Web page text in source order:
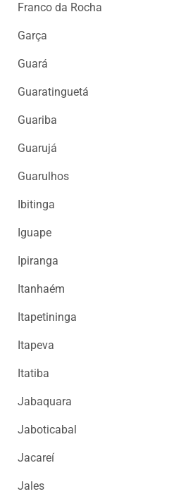
Franco da Rocha
Garça
Guará
Guaratinguetá
Guariba
Guarujá
Guarulhos
Ibitinga
Iguape
Ipiranga
Itanhaém
Itapetininga
Itapeva
Itatiba
Jabaquara
Jaboticabal
Jacareí
Jales